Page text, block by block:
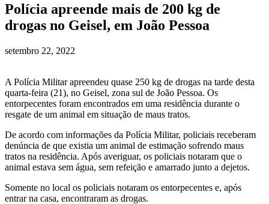
Polícia apreende mais de 200 kg de
drogas no Geisel, em João Pessoa
setembro 22, 2022
A Polícia Militar apreendeu quase 250 kg de drogas na tarde desta
quarta-feira (21), no Geisel, zona sul de João Pessoa. Os
entorpecentes foram encontrados em uma residência durante o
resgate de um animal em situação de maus tratos.
De acordo com informações da Polícia Militar, policiais receberam
denúncia de que existia um animal de estimação sofrendo maus
tratos na residência. Após averiguar, os policiais notaram que o
animal estava sem água, sem refeição e amarrado junto a dejetos.
Somente no local os policiais notaram os entorpecentes e, após
entrar na casa, encontraram as drogas.